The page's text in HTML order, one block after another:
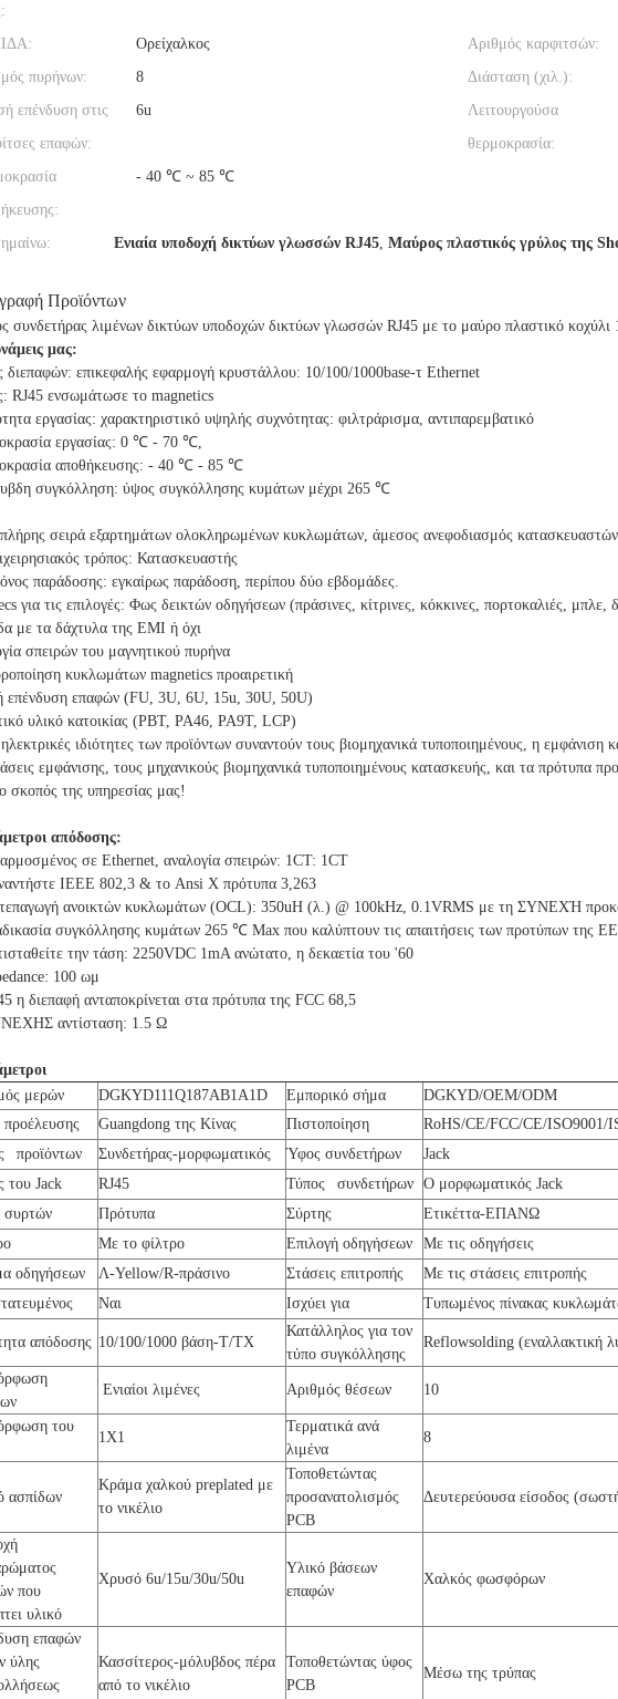
Ορείχαλκος Αριθμός καρφιτσών:
πυρήνων:
8 Διάσταση (χιλ.):
επένδυση στις
επαφών:
6u
Λειτουργούσα
θερμοκρασία:
- 40 ℃ ~ 85 ℃
Ενιαία υποδοχή δικτύων γλωσσών RJ45, Μαύρος πλαστικός γρύλος της
Προϊόντων
συνδετήρας λιμένων δικτύων υποδοχών δικτύων γλωσσών RJ45 με το μαύρο πλαστικό
μας:
διεπαφών: επικεφαλής εφαρμογή κρυστάλλου: 10/100/1000base-τ Ethernet
RJ45 ενσωμάτωσε το magnetics
εργασίας: χαρακτηριστικό υψηλής συχνότητας: φιλτράρισμα, αντιπαρεμβατικό
εργασίας: 0 ℃ - 70 ℃,
αποθήκευσης: - 40 ℃ - 85 ℃
συγκόλληση: ύψος συγκόλλησης κυμάτων μέχρι 265 ℃
σειρά εξαρτημάτων ολοκληρωμένων κυκλωμάτων, άμεσος ανεφοδιασμός
τρόπος: Κατασκευαστής
παράδοσης: εγκαίρως παράδοση, περίπου δύο εβδομάδες.
για τις επιλογές: Φως δεικτών οδηγήσεων (πράσινες, κίτρινες, κόκκινες, πορτοκαλιές, μπλε,
με τα δάχτυλα της EMI ή όχι
σπειρών του μαγνητικού πυρήνα
κυκλωμάτων magnetics προαιρετική
επένδυση επαφών (FU, 3U, 6U, 15u, 30U, 50U)
υλικό κατοικίας (PBT, PA46, PA9T, LCP)
ιδιότητες των προϊόντων συναντούν τους βιομηχανικά τυποποιημένους, η εμφάνιση
εμφάνισης, τους μηχανικούς βιομηχανικά τυποποιημένους κατασκευής, και τα πρότυπα
ο σκοπός της υπηρεσίας μας!
απόδοσης:
σε Ethernet, αναλογία σπειρών: 1CT: 1CT
IEEE 802,3 & το Ansi Χ πρότυπα 3,263
ανοικτών κυκλωμάτων (OCL): 350uH (λ.) @ 100kHz, 0.1VRMS με τη ΣΥΝΕΧΉ
συγκόλλησης κυμάτων 265 ℃ Max που καλύπτουν τις απαιτήσεις των προτύπων της
την τάση: 2250VDC 1mA ανώτατο, η δεκαετία του '60
100 ωμ
η διεπαφή ανταποκρίνεται στα πρότυπα της FCC 68,5
αντίσταση: 1.5 Ω
μερών
DGKYD111Q187AB1A1D Εμπορικό σήμα
DGKYD/OEM/ODM
Guangdong της Κίνας Πιστοποίηση
RoHS/CE/FCC/CE/ISO9001/
προϊόντων
Συνδετήρας-μορφωματικός Ύφος συνδετήρων
Jack
του Jack
RJ45 Τύπος συνδετήρων Ο μορφωματικός Jack
Πρότυπα Σύρτης
Ετικέττα-ΕΠΑΝΩ
Με το φίλτρο Επιλογή οδηγήσεων
Με τις οδηγήσεις
οδηγήσεων
Λ-Yellow/R-πράσινο Στάσεις επιτροπής
Με τις στάσεις επιτροπής
Ναι Ισχύει για Τυπωμένος πίνακας
απόδοσης 10/100/1000 βάση-T/TX
Κατάλληλος για τον
τύπο συγκόλλησης
Reflowsolding (εναλλακτική
Ενιαίοι λιμένες Αριθμός θέσεων 10
του
1X1
Τερματικά ανά
λιμένα
8
ασπίδων
Κράμα χαλκού preplated με
το νικέλιο
Τοποθετώντας
προσανατολισμός
PCB
Δευτερεύουσα είσοδος
που
υλικό
Χρυσό 6u/15u/30u/50u
Υλικό βάσεων
επαφών
Χαλκός φωσφόρων
επαφών
ύλης
Κασσίτερος-μόλυβδος πέρα
από το νικέλιο
Τοποθετώντας ύφος
PCB
Μέσω της τρύπας